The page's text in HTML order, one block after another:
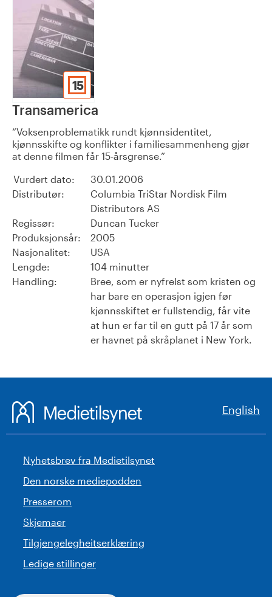
15
Transamerica
Voksenproblematikk rundt kjønnsidentitet,
kjønnsskifte og konflikter i familiesammenheng gjør
at denne filmen får 15-årsgrense.
Vurdert dato:
30.01.2006
Distributør:
Columbia TriStar Nordisk Film
Distributors AS
Regissør:
Duncan Tucker
Produksjonsår:
2005
Nasjonalitet:
USA
Lengde:
104 minutter
Handling:
Bree, som er nyfrelst som kristen og
har bare en operasjon igjen før
kjønnsskiftet er fullstendig, får vite
at hun er far til en gutt på 17 år som
er havnet på skråplanet i New York.
English
Nyhetsbrev fra Medietilsynet
Den norske mediepodden
Presserom
Skjemaer
Tilgjengelegheitserklæring
Ledige stillinger